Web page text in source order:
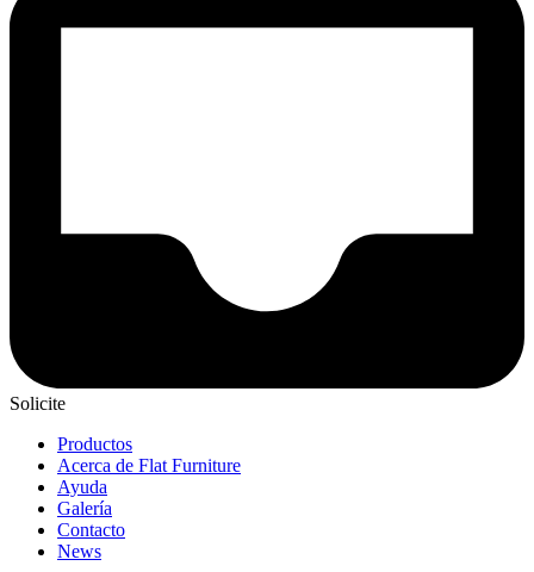
Solicite
Productos
Acerca de Flat Furniture
Ayuda
Galería
Contacto
News